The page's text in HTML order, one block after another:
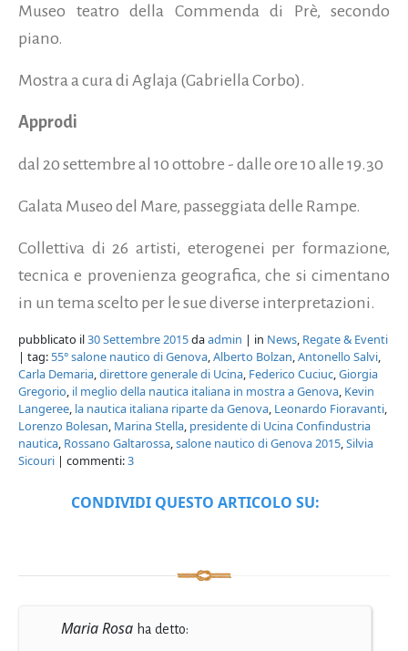
Museo teatro della Commenda di Prè, secondo
piano.
Mostra a cura di Aglaja (Gabriella Corbo).
Approdi
dal 20 settembre al 10 ottobre - dalle ore 10 alle 19.30
Galata Museo del Mare, passeggiata delle Rampe.
Collettiva di 26 artisti, eterogenei per formazione,
tecnica e provenienza geografica, che si cimentano
in un tema scelto per le sue diverse interpretazioni.
pubblicato il30 Settembre 2015daadmin | in News, Regate & Eventi
| tag: 55° salone nautico di Genova,Alberto Bolzan,Antonello Salvi,
Carla Demaria,direttore generale di Ucina, Federico Cuciuc,Giorgia
Gregorio, il meglio della nautica italiana in mostra a Genova, Kevin
Langeree, la nautica italiana riparte da Genova, Leonardo Fioravanti,
Lorenzo Bolesan, Marina Stella, presidente di Ucina Confindustria
nautica, Rossano Galtarossa,salone nautico di Genova 2015,Silvia
Sicouri | commenti:3
CONDIVIDI QUESTO ARTICOLO SU:
Maria Rosa ha detto: